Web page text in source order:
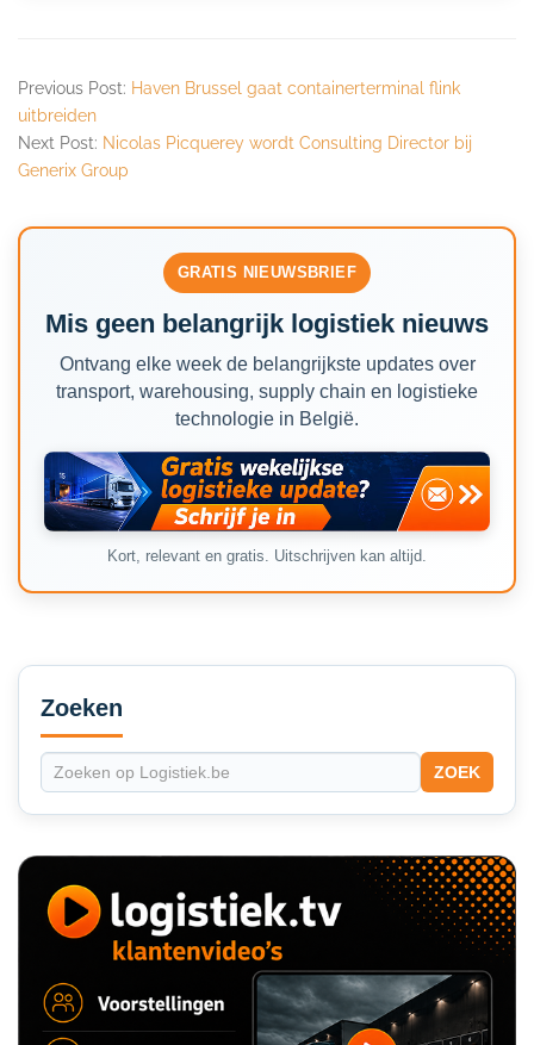
Previous Post: Haven Brussel gaat containerterminal flink
uitbreiden
Next Post: Nicolas Picquerey wordt Consulting Director bij
Generix Group
GRATIS NIEUWSBRIEF
Mis geen belangrijk logistiek nieuws
Ontvang elke week de belangrijkste updates over
transport, warehousing, supply chain en logistieke
technologie in België.
Kort, relevant en gratis. Uitschrijven kan altijd.
Secondary
Sidebar
Zoeken
ZOEK